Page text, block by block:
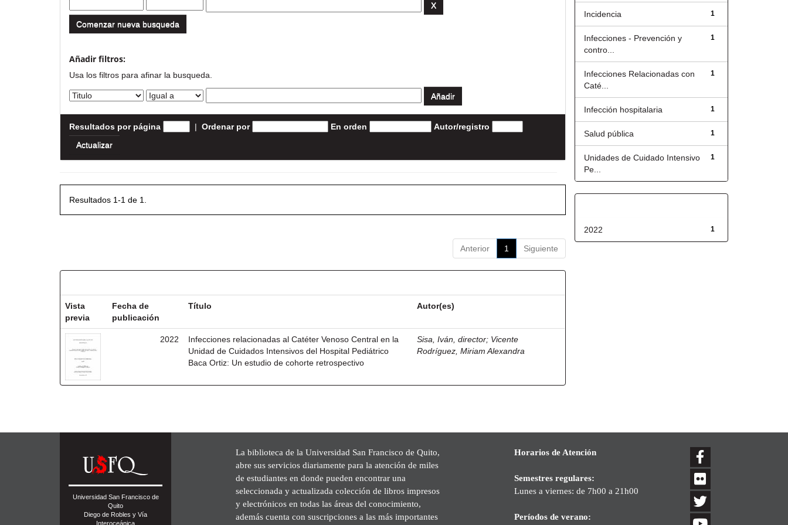
Comenzar nueva busqueda
Añadir filtros:
Usa los filtros para afinar la busqueda.
Resultados por página | Ordenar por En orden Autor/registro
Resultados 1-1 de 1.
Anterior 1 Siguiente
Vista
previa
Fecha de
publicación
Título Autor(es)
2022
Infecciones relacionadas al Catéter Venoso Central en la
Unidad de Cuidados Intensivos del Hospital Pediátrico
Baca Ortiz: Un estudio de cohorte retrospectivo
Sisa, Iván, director; Vicente
Rodríguez, Miriam Alexandra
1
Incidencia
1
Infecciones - Prevención y
contro...
1
Infecciones Relacionadas con
Caté...
1
Infección hospitalaria
1
Salud pública
1
Unidades de Cuidado Intensivo
Pe...
1
2022
Universidad San Francisco de
Quito
Diego de Robles y Vía
Interoceánica
La biblioteca de la Universidad San Francisco de Quito,
abre sus servicios diariamente para la atención de miles
de estudiantes en donde pueden encontrar una
seleccionada y actualizada colección de libros impresos
y electrónicos en todas las áreas del conocimiento,
además cuenta con suscripciones a las más importantes
Horarios de Atención
Semestres regulares:
Lunes a viernes: de 7h00 a 21h00
Períodos de verano: